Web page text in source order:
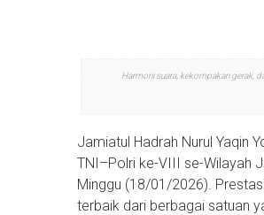
Harmoni suara, kekompakan gerak,
Jamiatul Hadrah Nurul Yaqin
TNI–Polri ke-VIII se-Wilayah
Minggu (18/01/2026).
terbaik dari berbagai satuan